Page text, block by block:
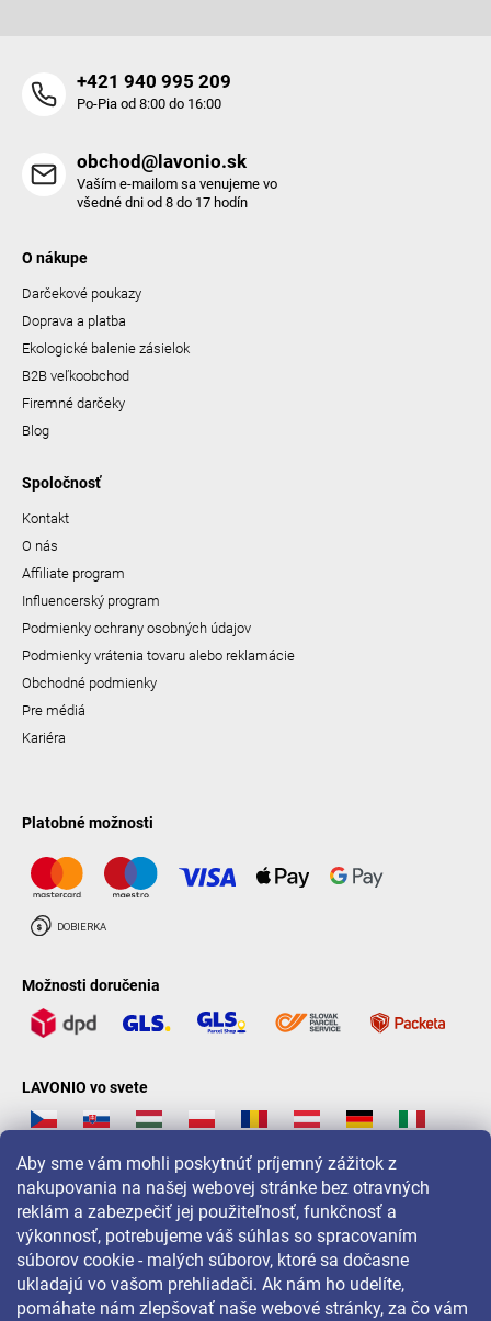
Aby sme vám mohli poskytnúť príjemný zážitok z
nakupovania na našej webovej stránke bez otravných
reklám a zabezpečiť jej použiteľnosť, funkčnosť a
výkonnosť, potrebujeme váš súhlas so spracovaním
súborov cookie - malých súborov, ktoré sa dočasne
ukladajú vo vašom prehliadači. Ak nám ho udelíte,
pomáhate nám zlepšovať naše webové stránky, za čo vám
+421 940 995 209
Po-Pia od 8:00 do 16:00
obchod@lavonio.sk
Vaším e-mailom sa venujeme vo
všedné dni od 8 do 17 hodín
O nákupe
Darčekové poukazy
Doprava a platba
Ekologické balenie zásielok
B2B veľkoobchod
Firemné darčeky
Blog
Spoločnosť
Kontakt
O nás
Affiliate program
Influencerský program
Podmienky ochrany osobných údajov
Podmienky vrátenia tovaru alebo reklamácie
Obchodné podmienky
Pre médiá
Kariéra
Platobné možnosti
Možnosti doručenia
LAVONIO vo svete
Pre akcie, súťaže a zľavy nás sledujte na: